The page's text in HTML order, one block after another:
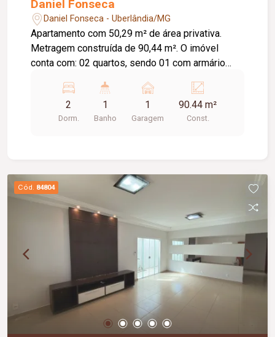
Daniel Fonseca
Daniel Fonseca - Uberlândia/MG
Apartamento com 50,29 m² de área privativa.
Metragem construída de 90,44 m². O imóvel
conta com: 02 quartos, sendo 01 com armário
ambientes; Banheiro social com armário e box em
blindex; Cozinha com armário; Lavanderia; 01
vaga de garagem coberta; O condomínio oferece:
proporcionando conforto e praticidade para o dia
a dia.
2
Dorm.
1
Banho
1
Garagem
90.44 m²
Const.
Cód. 84804